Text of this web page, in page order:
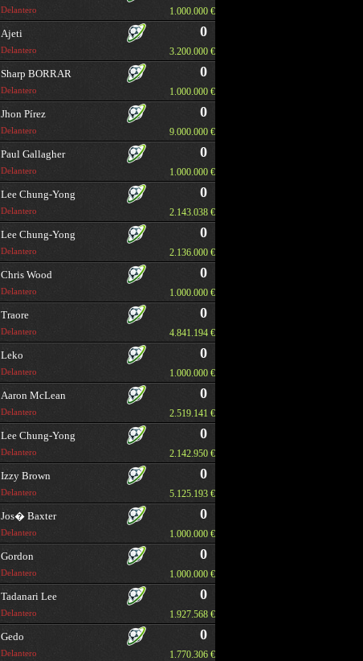
Delantero 1.000.000 €
Ajeti
Delantero
0
3.200.000 €
Sharp BORRAR
Delantero
0
1.000.000 €
Jhon Pírez
Delantero
0
9.000.000 €
Paul Gallagher
Delantero
0
1.000.000 €
Lee Chung-Yong
Delantero
0
2.143.038 €
Lee Chung-Yong
Delantero
0
2.136.000 €
Chris Wood
Delantero
0
1.000.000 €
Traore
Delantero
0
4.841.194 €
Leko
Delantero
0
1.000.000 €
Aaron McLean
Delantero
0
2.519.141 €
Lee Chung-Yong
Delantero
0
2.142.950 €
Izzy Brown
Delantero
0
5.125.193 €
Jos� Baxter
Delantero
0
1.000.000 €
Gordon
Delantero
0
1.000.000 €
Tadanari Lee
Delantero
0
1.927.568 €
Gedo
Delantero
0
1.770.306 €